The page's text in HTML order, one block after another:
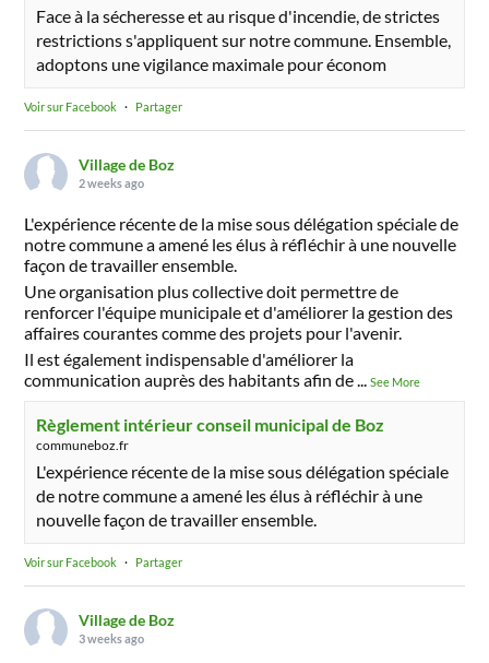
Face à la sécheresse et au risque d'incendie, de strictes
restrictions s'appliquent sur notre commune. Ensemble,
adoptons une vigilance maximale pour économ
Voir sur Facebook · Partager
Village de Boz
2 weeks ago
L'expérience récente de la mise sous délégation spéciale de
notre commune a amené les élus à réfléchir à une nouvelle
façon de travailler ensemble.
Une organisation plus collective doit permettre de
renforcer l'équipe municipale et d'améliorer la gestion des
affaires courantes comme des projets pour l'avenir.
Il est également indispensable d'améliorer la
communication auprès des habitants afin de...See More
Règlement intérieur conseil municipal de Boz
communeboz.fr
L'expérience récente de la mise sous délégation spéciale
de notre commune a amené les élus à réfléchir à une
nouvelle façon de travailler ensemble.
Voir sur Facebook · Partager
Village de Boz
3 weeks ago